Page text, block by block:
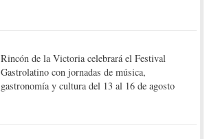
Rincón de la Victoria celebrará el Festival
Gastrolatino con jornadas de música,
gastronomía y cultura del 13 al 16 de agosto